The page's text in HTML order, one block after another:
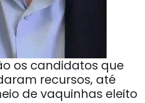
os candidatos que
recursos, até
de vaquinhas eleito